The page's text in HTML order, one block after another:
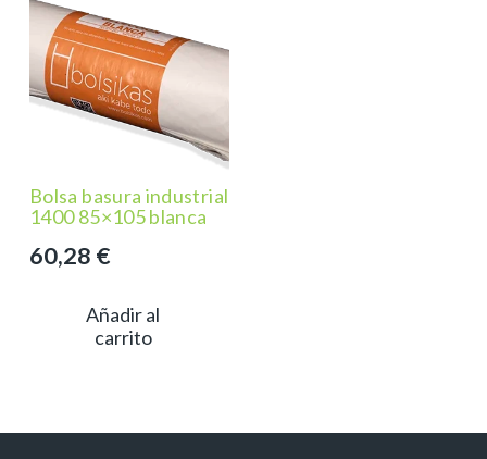
Bolsa basura industrial
1400 85×105 blanca
60,28 €
Añadir al
carrito